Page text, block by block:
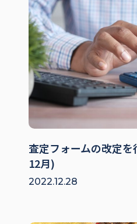
査定フォームの改定
12月)
2022.12.28